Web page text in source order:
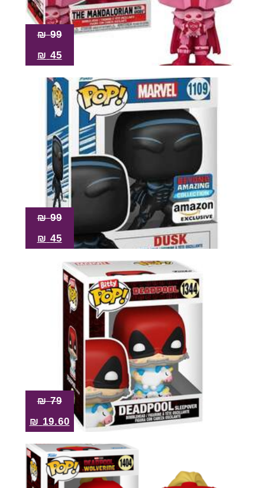
99
₪
45
₪
99
₪
45
₪
79
₪
19.60
₪